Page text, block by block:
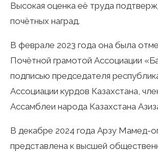
Высокая оценка её труда
почётных наград.
В феврале 2023 года она была
Почётной грамотой Ассоциации
подписью председателя
Ассоциации курдов Казахстана,
Ассамблеи народа Казахстана
В декабре 2024 года Арзу Мамед-
представлена к высшей